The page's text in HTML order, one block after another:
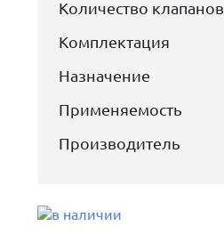
Количество клапанов
Комплектация
Назначение
Применяемость
Производитель